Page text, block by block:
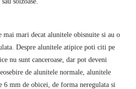
mari decat alunitele obisnuite si au o
Despre alunitele atipice poti citi pe
nu sunt canceroase, dar pot deveni
de alunitele normale, alunitele
6 mm de obicei, de forma neregulata si